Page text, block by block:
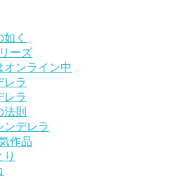
く
ーズ
オンライン中
レラ
レラ
法則
ンデレラ
作品